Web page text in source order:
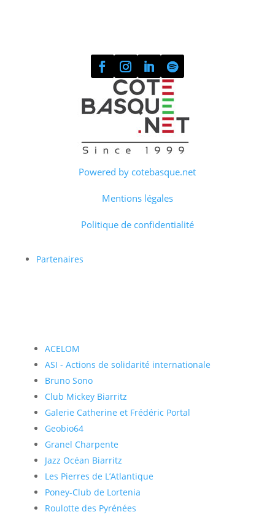
Powered by cotebasque.net
Mentions légales
Politique de confidentialité
Partenaires
ACELOM
ASI - Actions de solidarité internationale
Bruno Sono
Club Mickey Biarritz
Galerie Catherine et Frédéric Portal
Geobio64
Granel Charpente
Jazz Océan Biarritz
Les Pierres de L’Atlantique
Poney-Club de Lortenia
Roulotte des Pyrénées